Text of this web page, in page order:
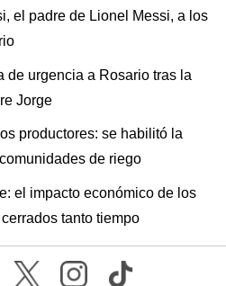
el padre de Lionel Messi, a los
de urgencia a Rosario tras la
Jorge
productores: se habilitó la
de riego
el impacto económico de los
tanto tiempo